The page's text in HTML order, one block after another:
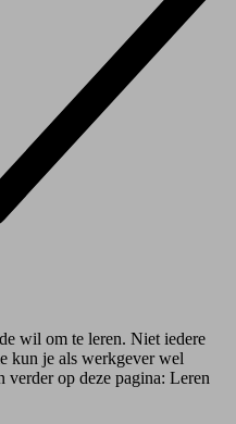
wil om te leren. Niet iedere
kun je als werkgever wel
verder op deze pagina: Leren